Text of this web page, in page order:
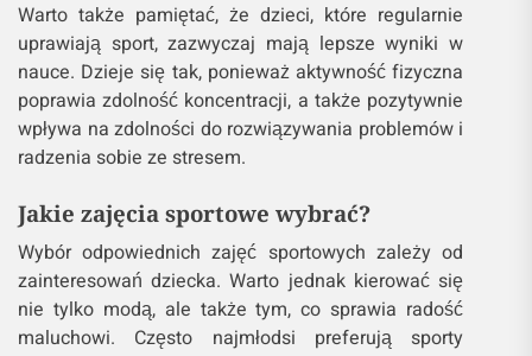
Warto także pamiętać, że dzieci, które regularnie
uprawiają sport, zazwyczaj mają lepsze wyniki w
nauce. Dzieje się tak, ponieważ aktywność fizyczna
poprawia zdolność koncentracji, a także pozytywnie
wpływa na zdolności do rozwiązywania problemów i
radzenia sobie ze stresem.
Jakie zajęcia sportowe wybrać?
Wybór odpowiednich zajęć sportowych zależy od
zainteresowań dziecka. Warto jednak kierować się
nie tylko modą, ale także tym, co sprawia radość
maluchowi. Często najmłodsi preferują sporty